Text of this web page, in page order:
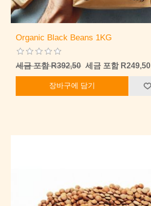
Organic Black Beans 1KG
세금 포함 R392,50 세금 포함 R249,50
장바구에 담기